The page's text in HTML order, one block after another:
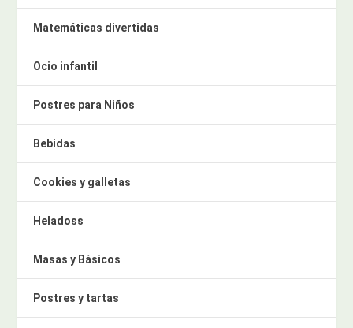
Matemáticas divertidas
Ocio infantil
Postres para Niños
Bebidas
Cookies y galletas
Heladoss
Masas y Básicos
Postres y tartas